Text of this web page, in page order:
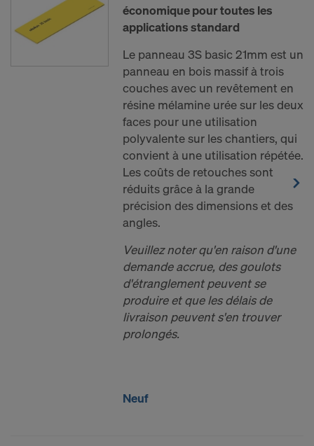
économique pour toutes les
applications standard
Le panneau 3S basic 21mm est un
panneau en bois massif à trois
couches avec un revêtement en
résine mélamine urée sur les deux
faces pour une utilisation
polyvalente sur les chantiers, qui
convient à une utilisation répétée.
Les coûts de retouches sont
réduits grâce à la grande
précision des dimensions et des
angles.
Veuillez noter qu'en raison d'une
demande accrue, des goulots
d'étranglement peuvent se
produire et que les délais de
livraison peuvent s'en trouver
prolongés.
Neuf